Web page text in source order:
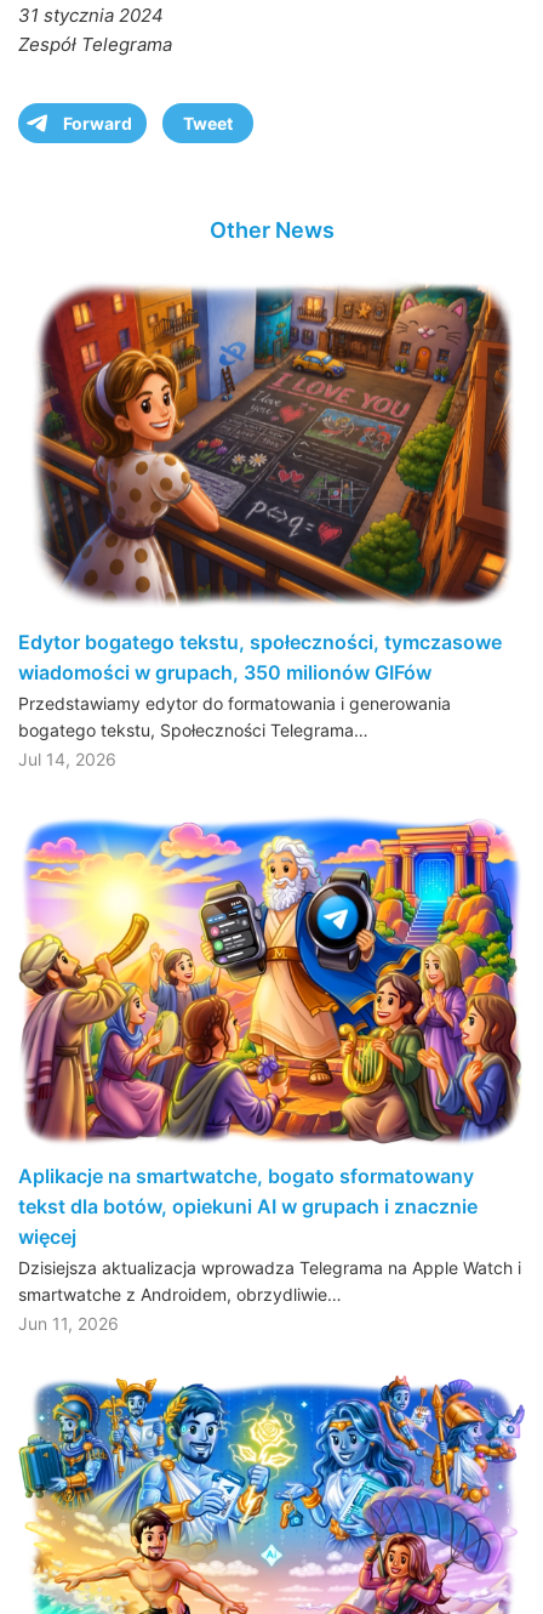
31 stycznia 2024
Zespół Telegrama
Forward Tweet
Other News
Edytor bogatego tekstu, społeczności, tymczasowe
wiadomości w grupach, 350 milionów GIFów
Przedstawiamy edytor do formatowania i generowania
bogatego tekstu, Społeczności Telegrama…
Jul 14, 2026
Aplikacje na smartwatche, bogato sformatowany
tekst dla botów, opiekuni AI w grupach i znacznie
więcej
Dzisiejsza aktualizacja wprowadza Telegrama na Apple Watch i
smartwatche z Androidem, obrzydliwie…
Jun 11, 2026